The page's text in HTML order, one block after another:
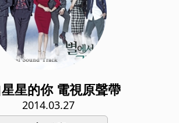
星的你 電視原聲帶
2014.03.27